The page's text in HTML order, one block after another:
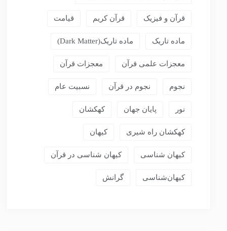
قرآن و فیزیک قرآن کریم قیامت
ماده تاریک ماده تاریک(dark Matter)
معجزات علمی قرآن معجزات قرآن
نجوم نجوم در قرآن نسبیت عام
نور پایان جهان کهکشان
کهکشان راه شیری کیهان
کیهان شناسی کیهان شناسی در قرآن
کیهان‌شناسی گرانش